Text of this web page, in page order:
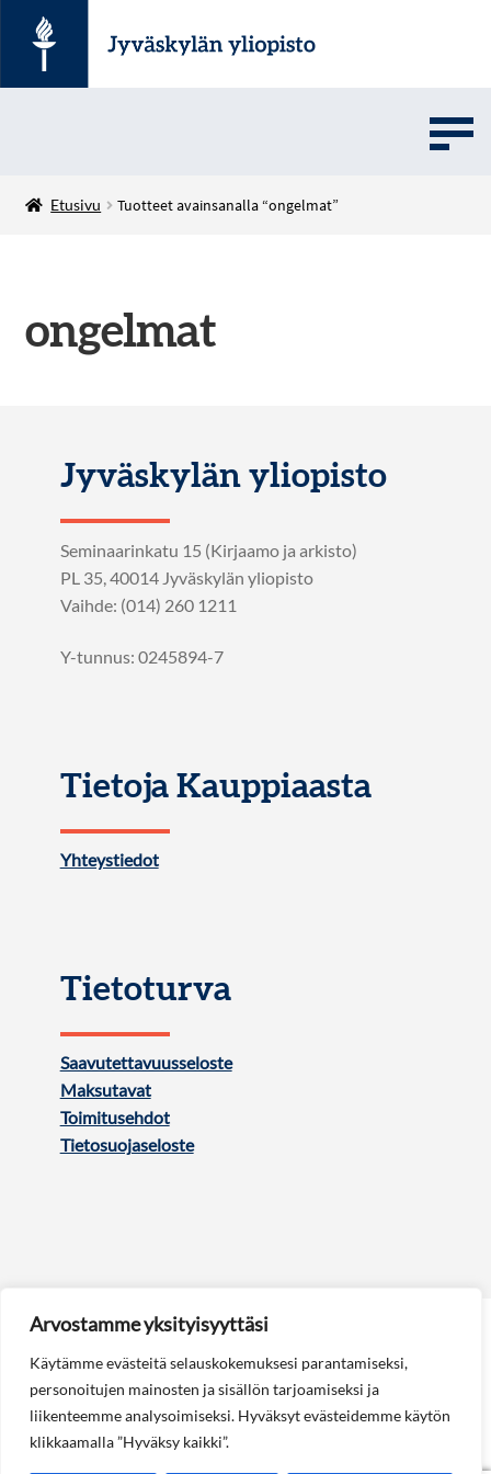
Arvostamme yksityisyyttäsi
Käytämme evästeitä selauskokemuksesi parantamiseksi,
personoitujen mainosten ja sisällön tarjoamiseksi ja
liikenteemme analysoimiseksi. Hyväksyt evästeidemme käytön
klikkaamalla ”Hyväksy kaikki”.
UMOVE
English
Etusivu Tuotteet avainsanalla “ongelmat”
ongelmat
Jyväskylän yliopisto
Seminaarinkatu 15 (Kirjaamo ja arkisto)
PL 35, 40014 Jyväskylän yliopisto
Vaihde: (014) 260 1211
Y-tunnus: 0245894-7
Tietoja Kauppiaasta
Yhteystiedot
Tietoturva
Saavutettavuusseloste
Maksutavat
Toimitusehdot
Tietosuojaseloste